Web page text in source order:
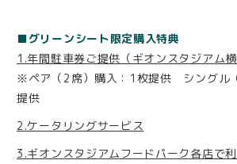
■グリーンシート限定購入特典
1.年間駐車券ご提供（ギオンスタジアム横
※ペア（2席）購入：1枚提供 シングル
提供
2.ケータリングサービス
3.ギオンスタジアムフードパーク各店で